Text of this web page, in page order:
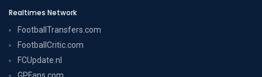
Realtimes Network
FootballTransfers.com
FootballCritic.com
FCUpdate.nl